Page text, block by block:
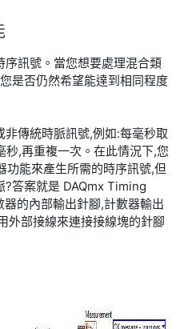
訊號。當您想要處理混合類
是否仍然希望能達到相同程度
傳統時脈訊號,例如:每毫秒取
,再重複一次。在此情況下,您
功能來產生所需的時序訊號,但
?答案就是 DAQmx Timing
的內部輸出針腳,計數器輸出
外部接線來連接接線塊的針腳